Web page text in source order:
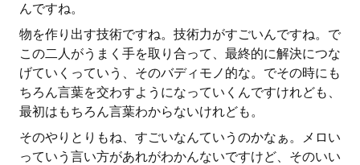
んですね。
物を作り出す技術ですね。技術力がすごいんですね。で
この二人がうまく手を取り合って、最終的に解決につな
げていくっていう、そのバディモノ的な。でその時にも
ちろん言葉を交わすようになっていくんですけれども、
最初はもちろん言葉わからないけれども。
そのやりとりもね、すごいなんていうのかなぁ。メロい
っていう言い方があれがわかんないですけど、そのいい